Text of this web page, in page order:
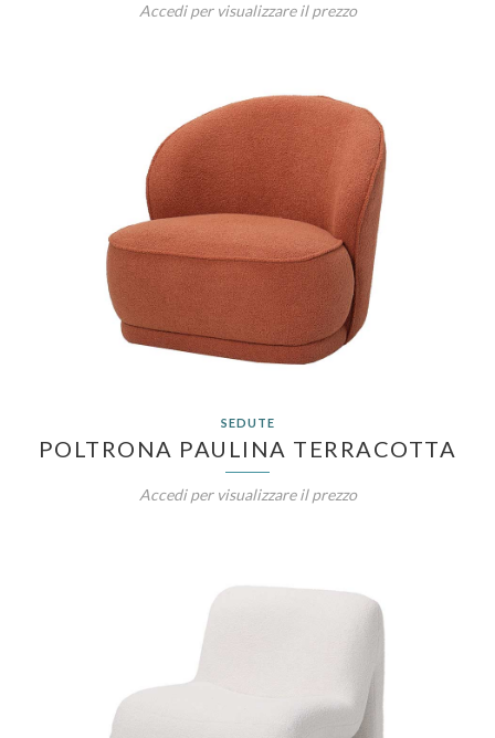
Accedi per visualizzare il prezzo
SEDUTE
POLTRONA PAULINA TERRACOTTA
Accedi per visualizzare il prezzo